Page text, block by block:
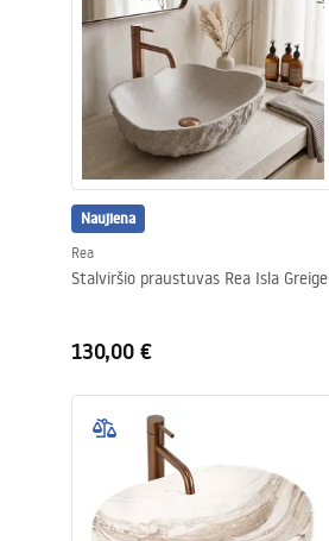
Naujiena
Rea
Stalviršio praustuvas Rea Isla Greige
130,00 €